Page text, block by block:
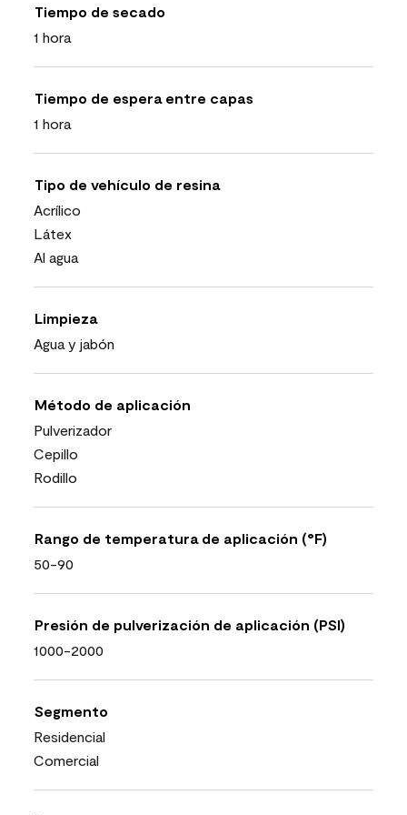
Tiempo de secado
1 hora
Tiempo de espera entre capas
1 hora
Tipo de vehículo de resina
Acrílico
Látex
Al agua
Limpieza
Agua y jabón
Método de aplicación
Pulverizador
Cepillo
Rodillo
Rango de temperatura de aplicación (°F)
50-90
Presión de pulverización de aplicación (PSI)
1000-2000
Segmento
Residencial
Comercial